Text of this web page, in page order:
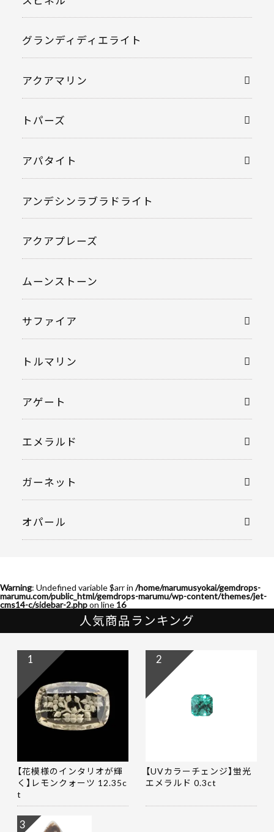
グランディディエライト
アクアマリン
トパーズ
アパタイト
アンデシンラブラドライト
アクアプレーズ
ムーンストーン
サファイア
トルマリン
アゲート
エメラルド
ガーネット
オパール
Warning: Undefined variable $arr in /home/marumusyokai/gemdrops-
marumu.com/public_html/gemdrops-marumu/wp-content/themes/jet-
cms14-c/sidebar-2.phpon line 16
人気商品ランキング
【花模様のインタリオが輝
く】レモンクォーツ 12.35c
t
1
【UVカラーチェンジ】蛍光
エメラルド 0.3ct
2
3